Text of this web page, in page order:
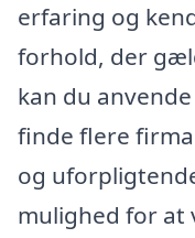
erfaring og
forhold, der
kan du
finde flere
og
mulighed for at